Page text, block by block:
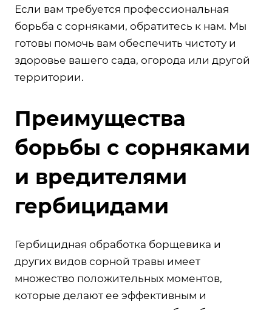
Если вам требуется профессиональная
борьба с сорняками, обратитесь к нам. Мы
готовы помочь вам обеспечить чистоту и
здоровье вашего сада, огорода или другой
территории.
Преимущества
борьбы с сорняками
и вредителями
гербицидами
Гербицидная обработка борщевика и
других видов сорной травы имеет
множество положительных моментов,
которые делают ее эффективным и